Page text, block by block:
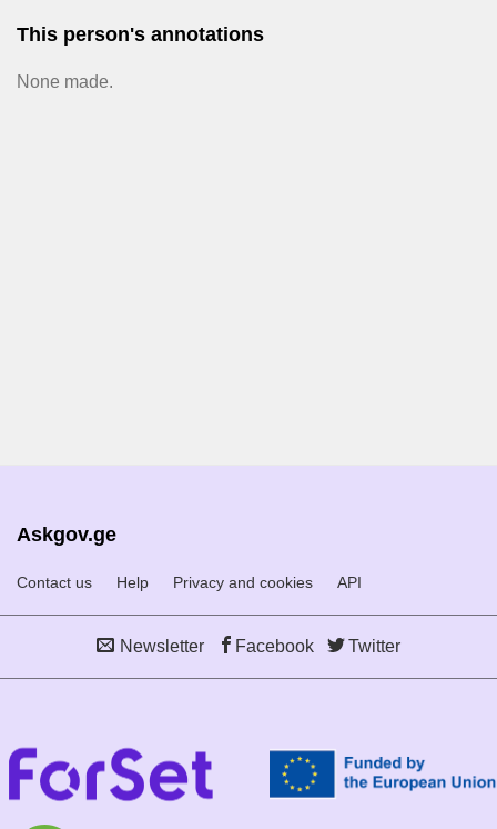
This person's annotations
None made.
Askgov.ge
Contact us Help Privacy and cookies API
Newsletter Facebook Twitter